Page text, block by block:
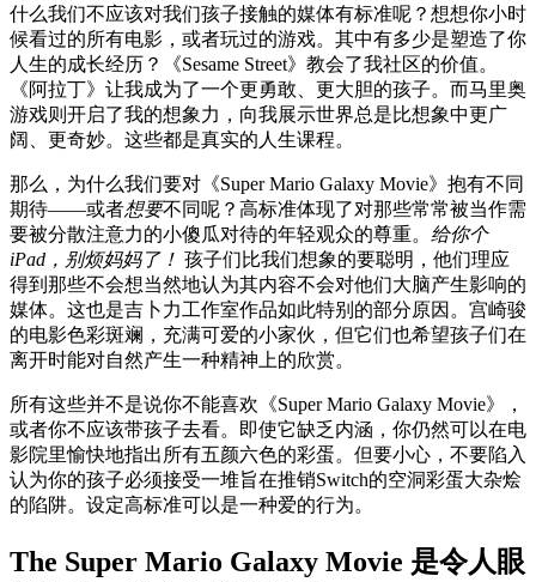
什么我们不应该对我们孩子接触的媒体有标准呢？想想你小时
候看过的所有电影，或者玩过的游戏。其中有多少是塑造了你
人生的成长经历？《Sesame Street》教会了我社区的价值。
《阿拉丁》让我成为了一个更勇敢、更大胆的孩子。而马里奥
游戏则开启了我的想象力，向我展示世界总是比想象中更广
阔、更奇妙。这些都是真实的人生课程。
那么，为什么我们要对《Super Mario Galaxy Movie》抱有不同
期待——或者想要不同呢？高标准体现了对那些常常被当作需
要被分散注意力的小傻瓜对待的年轻观众的尊重。 给你个
iPad，别烦妈妈了！ 孩子们比我们想象的要聪明，他们理应
得到那些不会想当然地认为其内容不会对他们大脑产生影响的
媒体。这也是吉卜力工作室作品如此特别的部分原因。宫崎骏
的电影色彩斑斓，充满可爱的小家伙，但它们也希望孩子们在
离开时能对自然产生一种精神上的欣赏。
所有这些并不是说你不能喜欢《Super Mario Galaxy Movie》，
或者你不应该带孩子去看。即使它缺乏内涵，你仍然可以在电
影院里愉快地指出所有五颜六色的彩蛋。但要小心，不要陷入
认为你的孩子必须接受一堆旨在推销Switch的空洞彩蛋大杂烩
的陷阱。设定高标准可以是一种爱的行为。
The Super Mario Galaxy Movie 是令人眼